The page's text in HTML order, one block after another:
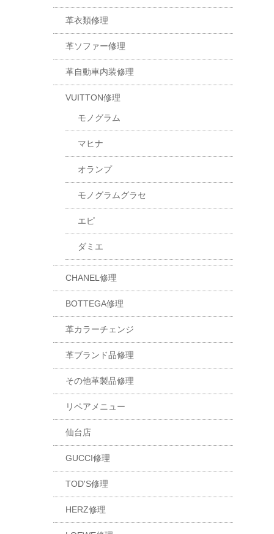
革衣類修理
革ソファー修理
革自動車内装修理
VUITTON修理
モノグラム
マヒナ
オランプ
モノグラムグラセ
エピ
ダミエ
CHANEL修理
BOTTEGA修理
革カラーチェンジ
革ブランド品修理
その他革製品修理
リペアメニュー
仙台店
GUCCI修理
TOD'S修理
HERZ修理